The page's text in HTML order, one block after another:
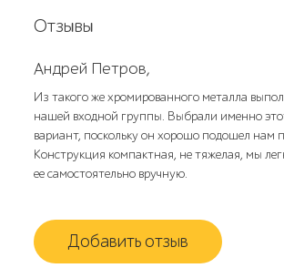
Отзывы
Андрей Петров,
Из такого же хромированного металла
нашей входной группы. Выбрали именно
вариант, поскольку он хорошо подошел нам
Конструкция компактная, не тяжелая, мы
ее самостоятельно вручную.
Добавить отзыв